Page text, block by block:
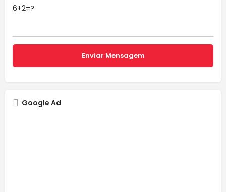
6+2=?
Google Ad